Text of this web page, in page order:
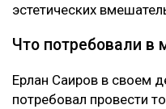
эстетических
Что потребовали в
Ерлан Саиров в своем
потребовал провести